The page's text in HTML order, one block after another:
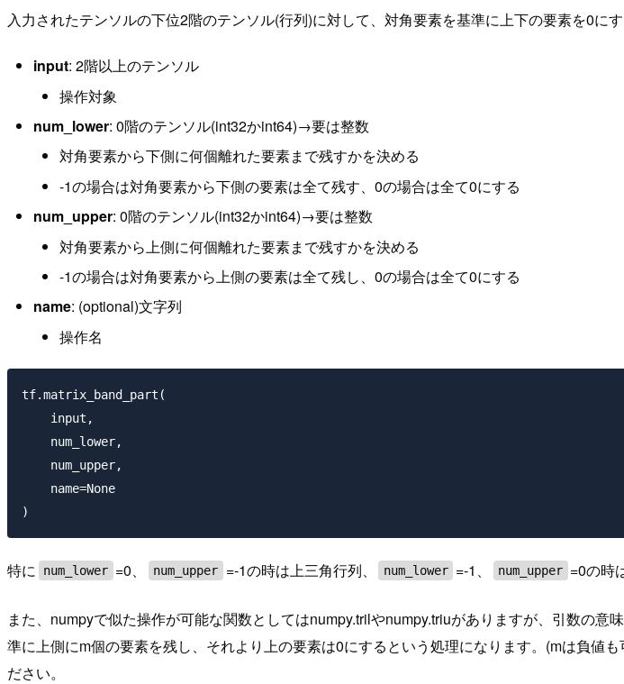
入力されたテンソルの下位2階のテンソル(行列)に対して、対角要素を基準に上下の要素を0に
input: 2階以上のテンソル
操作対象
num_lower: 0階のテンソル(int32かint64)→要は整数
対角要素から下側に何個離れた要素まで残すかを決める
-1の場合は対角要素から下側の要素は全て残す、0の場合は全て0にする
num_upper: 0階のテンソル(int32かint64)→要は整数
対角要素から上側に何個離れた要素まで残すかを決める
-1の場合は対角要素から上側の要素は全て残し、0の場合は全て0にする
name: (optional)文字列
操作名
tf.matrix_band_part(
    input,
    num_lower,
    num_upper,
    name=None
特に num_lower =0、 num_upper =-1の時は上三角行列、 num_lower =-1、 num_upper =0の時
また、numpyで似た操作が可能な関数としてはnumpy.trilやnumpy.triuがありますが、引数の
準に上側にm個の要素を残し、それより上の要素は0にするという処理になります。(mは負値
ださい。